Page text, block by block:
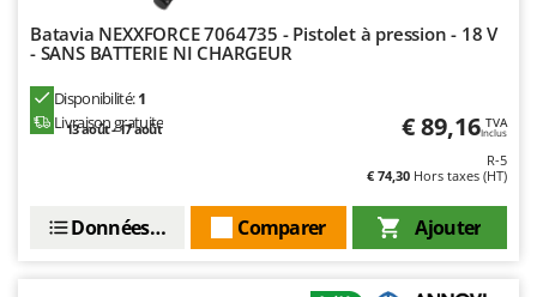
U
Udor
Unger
Volpi
Batavia NEXXFORCE 7064735 - Pistolet à pression - 18 V
- SANS BATTERIE NI CHARGEUR
Disponibilité:1
Livraison gratuite
13 août - 17 août € 89,16 TVA
Inclus
R-5
€ 74,30 Hors taxes (HT)
Ajouter
Comparer
Données techniques